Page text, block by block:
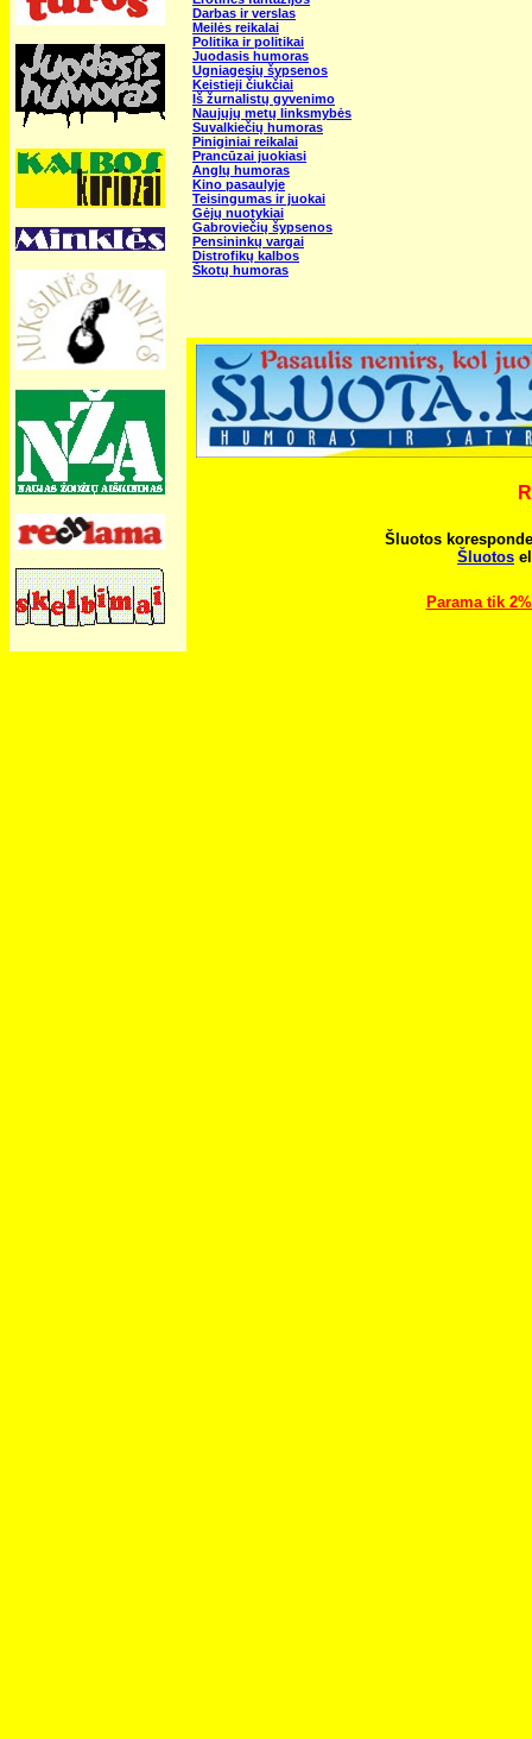
Darbas ir verslas
Meilės reikalai
Politika ir politikai
Juodasis humoras
Ugniagesių šypsenos
Keistieji čiukčiai
Iš žurnalistų gyvenimo
Naujųjų metų linksmybės
Suvalkiečių humoras
Piniginiai reikalai
Prancūzai juokiasi
Anglų humoras
Kino pasaulyje
Teisingumas ir juokai
Gėjų nuotykiai
Gabroviečių šypsenos
Pensininkų vargai
Distrofikų kalbos
Škotų humoras
Šluotos
Šluotos
Parama tik